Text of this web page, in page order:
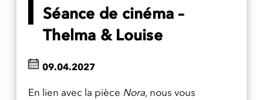
Séance de cinéma –
Thelma & Louise
En lien avec la pièce Nora, nous vous
09.04.2027